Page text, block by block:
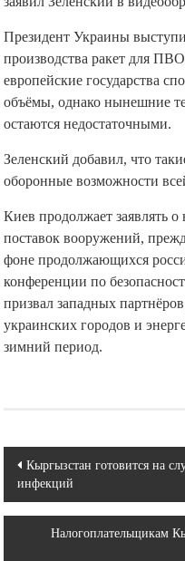
Президент Украины
производства ракет для
европейские государства
объёмы, однако нынешние
остаются недостаточными.
Зеленский добавил, что
оборонные возможности
Киев продолжает заявлять
поставок вооружений,
фоне продолжающихся
конференции по
призвал западных
украинских городов и
зимний период.
Навигация
по
записям
Кыргызстан готовится на
инфекций
Налогоплательщикам